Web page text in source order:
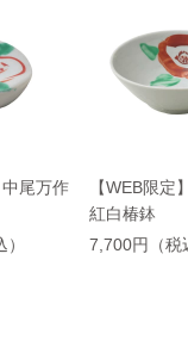
中尾万作
【WEB限定
紅白椿鉢
7,700円（税